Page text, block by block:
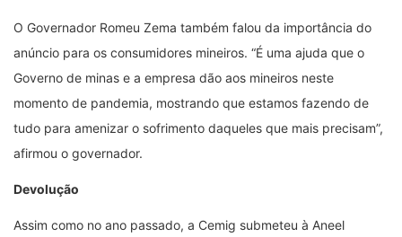
O Governador Romeu Zema também falou da importância do
anúncio para os consumidores mineiros. “É uma ajuda que o
Governo de minas e a empresa dão aos mineiros neste
momento de pandemia, mostrando que estamos fazendo de
tudo para amenizar o sofrimento daqueles que mais precisam”,
afirmou o governador.
Devolução
Assim como no ano passado, a Cemig submeteu à Aneel